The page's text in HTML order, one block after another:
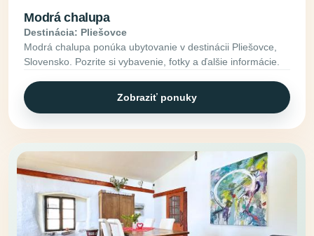
Modrá chalupa
Destinácia: Pliešovce
Modrá chalupa ponúka ubytovanie v destinácii Pliešovce,
Slovensko. Pozrite si vybavenie, fotky a ďalšie informácie.
Zobraziť ponuky